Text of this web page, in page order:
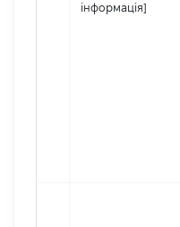
інформація]